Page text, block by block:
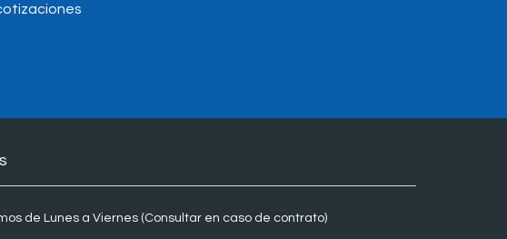
de Lunes a Viernes (Consultar en caso de contrato)